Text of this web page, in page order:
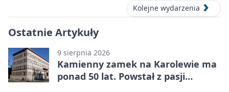
Kolejne wydarzenia
Ostatnie Artykuły
9 sierpnia 2026
Kamienny zamek na Karolewie ma
ponad 50 lat. Powstał z pasji